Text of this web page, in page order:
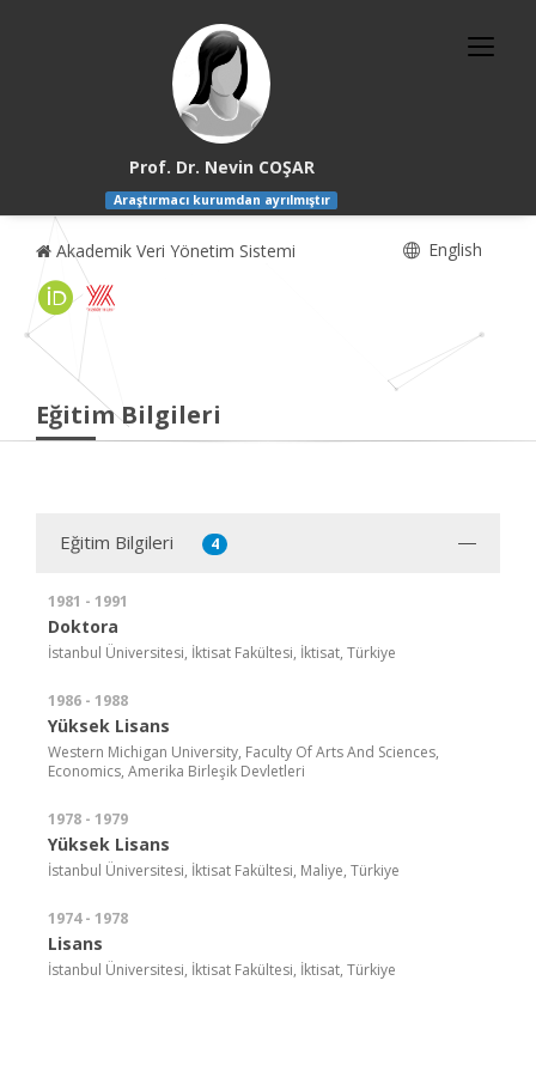
Prof. Dr. Nevin COŞAR
Araştırmacı kurumdan ayrılmıştır
Akademik Veri Yönetim Sistemi English
Eğitim Bilgileri
Eğitim Bilgileri 4
1981 - 1991
Doktora
İstanbul Üniversitesi, İktisat Fakültesi, İktisat, Türkiye
1986 - 1988
Yüksek Lisans
Western Michigan University, Faculty Of Arts And Sciences,
Economics, Amerika Birleşik Devletleri
1978 - 1979
Yüksek Lisans
İstanbul Üniversitesi, İktisat Fakültesi, Maliye, Türkiye
1974 - 1978
Lisans
İstanbul Üniversitesi, İktisat Fakültesi, İktisat, Türkiye